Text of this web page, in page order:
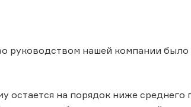
руководством нашей компании
остается на порядок ниже среднего